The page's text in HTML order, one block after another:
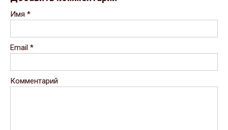
Имя *
Email *
Комментарий